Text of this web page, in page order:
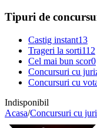
Tipuri de
Castig instant13
Trageri la sorti112
Cel mai bun scor0
Concursuri cu
Concursuri cu
Indisponibil
Acasa/Concursuri cu